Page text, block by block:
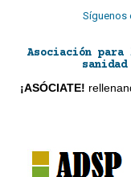
Síguenos
Asociación
¡ASÓCIATE!